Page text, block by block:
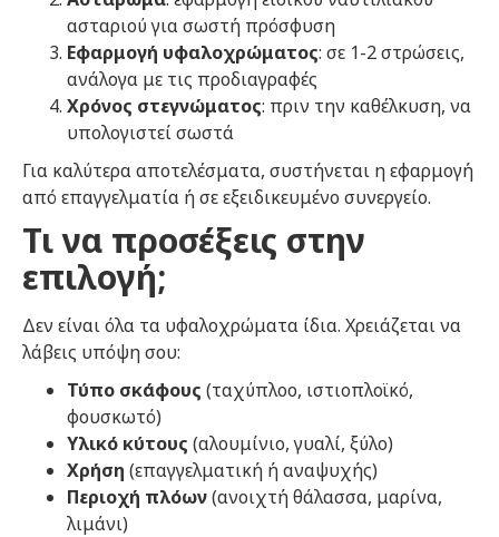
ασταριού για σωστή πρόσφυση
Εφαρμογή υφαλοχρώματος: σε 1-2 στρώσεις,
ανάλογα με τις προδιαγραφές
Χρόνος στεγνώματος: πριν την καθέλκυση, να
υπολογιστεί σωστά
Για καλύτερα αποτελέσματα, συστήνεται η εφαρμογή
από επαγγελματία ή σε εξειδικευμένο συνεργείο.
Τι να προσέξεις στην
επιλογή;
Δεν είναι όλα τα υφαλοχρώματα ίδια. Χρειάζεται να
λάβεις υπόψη σου:
Τύπο σκάφους (ταχύπλοο, ιστιοπλοϊκό,
φουσκωτό)
Υλικό κύτους (αλουμίνιο, γυαλί, ξύλο)
Χρήση (επαγγελματική ή αναψυχής)
Περιοχή πλόων(ανοιχτή θάλασσα, μαρίνα,
λιμάνι)